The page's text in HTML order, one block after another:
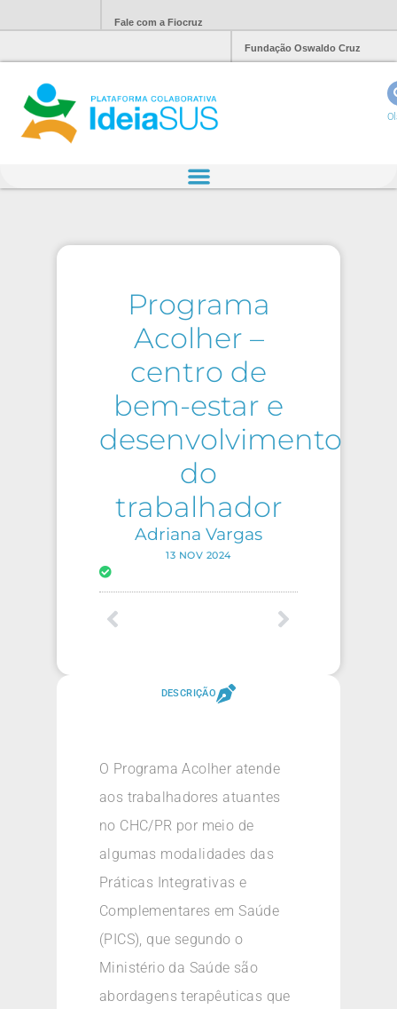
Fale com a Fiocruz
Fundação Oswaldo Cruz
Programa
Acolher –
centro de
bem-estar e
desenvolvimento
do
trabalhador
Adriana Vargas
13 NOV 2024
DESCRIÇÃO
O Programa Acolher atende
aos trabalhadores atuantes
no CHC/PR por meio de
algumas modalidades das
Práticas Integrativas e
Complementares em Saúde
(PICS), que segundo o
Ministério da Saúde são
abordagens terapêuticas que